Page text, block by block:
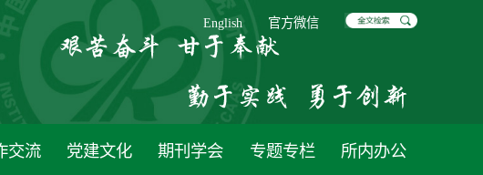
English 官方微信
交流 党建文化 期刊学会 专题专栏 所内办公